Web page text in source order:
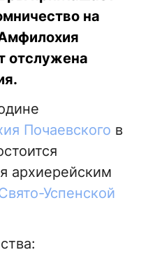
на
отслужена
Почаевского в
архиерейским
Успенской